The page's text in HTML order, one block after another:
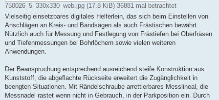
750026_5_330x330_web.jpg (17.8 KiB) 36881 mal betrachtet
Vielseitig einsetzbares digitales Helferlein, das sich beim Einstellen von
Anschlägen an Kreis- und Bandsägen als auch Frästischen bewährt.
Nützlich auch für Messung und Festlegung von Frästiefen bei Oberfräsen
und Tiefenmessungen bei Bohrlöchern sowie vielen weiteren
Anwendungen.
Der Beanspruchung entsprechend ausreichend steife Konstruktion aus
Kunststoff, die abgeflachte Rückseite erweitert die Zugänglichkeit in
beengten Situationen. Mit Rändelschraube arrettierbares Messlineal, die
Messnadel rastet wenn nicht in Gebrauch, in der Parkposition ein. Durch